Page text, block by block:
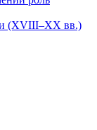
(XVIII–XX вв.)